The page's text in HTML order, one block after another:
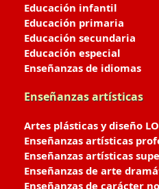
Educación infantil
Educación primaria
Educación secundaria
Educación especial
Enseñanzas de idiomas
Enseñanzas artísticas
Artes plásticas y diseño
Enseñanzas artísticas
Enseñanzas artísticas
Enseñanzas de arte
Enseñanzas de carácter